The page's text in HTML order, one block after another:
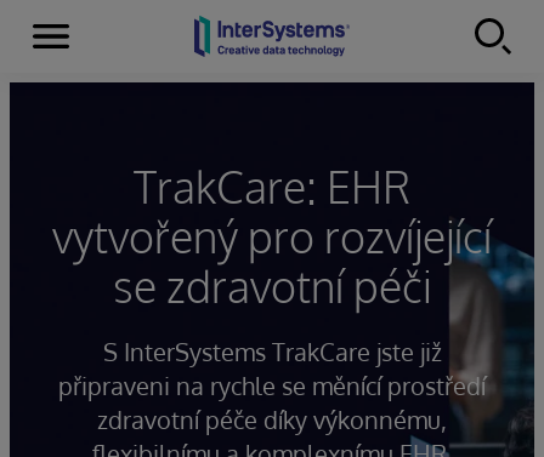
Skip to content
Menu
TrakCare: EHR
vytvořený pro rozvíjející
se zdravotní péči
S InterSystems TrakCare jste již
připraveni na rychle se měnící prostředí
zdravotní péče díky výkonnému,